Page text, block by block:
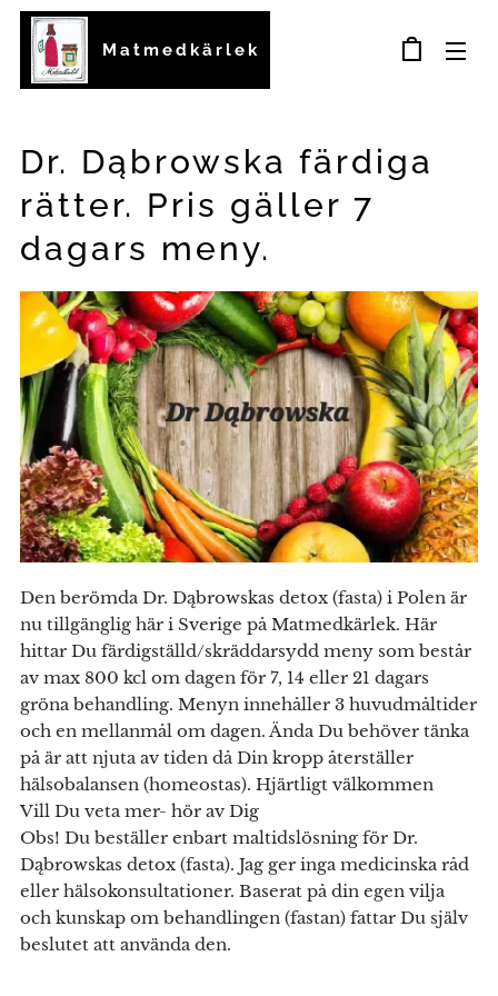
Matmedkärlek
Dr. Dąbrowska färdiga
rätter. Pris gäller 7
dagars meny.
Den berömda Dr. Dąbrowskas detox (fasta) i Polen är
nu tillgänglig här i Sverige på Matmedkärlek. Här
hittar Du färdigställd/skräddarsydd meny som består
av max 800 kcl om dagen för 7, 14 eller 21 dagars
gröna behandling. Menyn innehåller 3 huvudmåltider
och en mellanmål om dagen. Ända Du behöver tänka
på är att njuta av tiden då Din kropp återställer
hälsobalansen (homeostas). Hjärtligt välkommen❣️
Vill Du veta mer- hör av Dig❣️
Obs! Du beställer enbart maltidslösning för Dr.
Dąbrowskas detox (fasta). Jag ger inga medicinska råd
eller hälsokonsultationer. Baserat på din egen vilja
och kunskap om behandlingen (fastan) fattar Du själv
beslutet att använda den.